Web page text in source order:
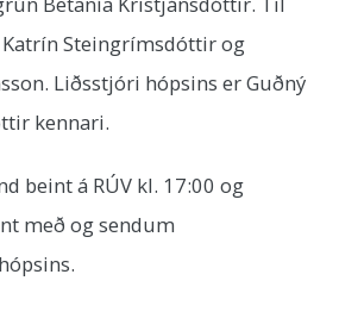
Steingrímsdóttir og
Liðsstjóri hópsins er Guðný
kennari.
beint á RÚV kl. 17:00 og
með og sendum